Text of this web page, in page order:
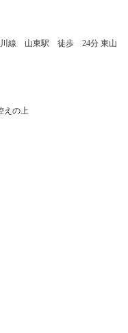
川線 山東駅 徒歩 24分 東山
えの上